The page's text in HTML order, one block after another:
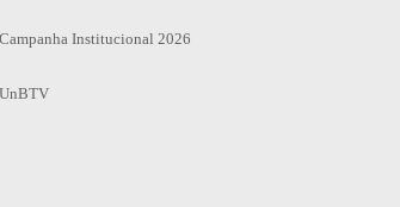
Campanha Institucional 2026
UnBTV